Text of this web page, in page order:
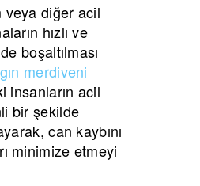
veya diğer acil
hızlı ve
boşaltılması
merdiveni
insanların acil
bir şekilde
can kaybını
minimize etmeyi